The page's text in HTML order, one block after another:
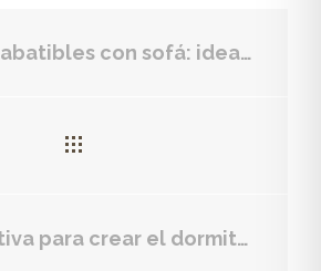
con sofá: ideales para espacios reducidos
Guía definitiva para crear el dormitorio juvenil perfecto